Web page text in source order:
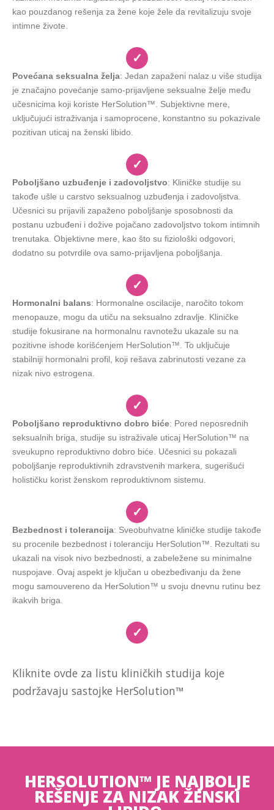
kao pouzdanog rešenja za žene koje žele da revitalizuju svoje
intimne živote.
✓
Povećana seksualna želja: Jedan zapaženi nalaz u više studija
je značajno povećanje samo-prijavljene seksualne želje među
učesnicima koji koriste HerSolution™. Subjektivne mere,
uključujući istraživanja i samoprocene, konstantno su pokazivale
pozitivan uticaj na ženski libido.
✓
Poboljšano uzbuđenje i zadovoljstvo: Kliničke studije su
takođe ušle u carstvo seksualnog uzbuđenja i zadovoljstva.
Učesnici su prijavili zapaženo poboljšanje sposobnosti da
postanu uzbuđeni i dožive pojačano zadovoljstvo tokom intimnih
trenutaka. Objektivne mere, kao što su fiziološki odgovori,
dodatno su potvrdile ova samo-prijavljena poboljšanja.
✓
Hormonalni balans: Hormonalne oscilacije, naročito tokom
menopauze, mogu da utiču na seksualno zdravlje. Kliničke
studije fokusirane na hormonalnu ravnotežu ukazale su na
pozitivne ishode korišćenjem HerSolution™. To uključuje
stabilniji hormonalni profil, koji rešava zabrinutosti vezane za
nizak nivo estrogena.
✓
Poboljšano reproduktivno dobro biće: Pored neposrednih
seksualnih briga, studije su istraživale uticaj HerSolution™ na
sveukupno reproduktivno dobro biće. Učesnici su pokazali
poboljšanje reproduktivnih zdravstvenih markera, sugerišući
holističku korist ženskom reproduktivnom sistemu.
✓
Bezbednost i tolerancija: Sveobuhvatne kliničke studije takođe
su procenile bezbednost i toleranciju HerSolution™. Rezultati su
ukazali na visok nivo bezbednosti, a zabeležene su minimalne
nuspojave. Ovaj aspekt je ključan u obezbeđivanju da žene
mogu samouvereno da HerSolution™ u svoju dnevnu rutinu bez
ikakvih briga.
✓
Kliknite ovde za listu kliničkih studija koje
podržavaju sastojke HerSolution™
https://www.ncbi.nlm.nih.gov/pmc/articles/PMC4029542/
https://pubmed.ncbi.nlm.nih.gov/20141583/
HERSOLUTION™ JE NAJBOLJE
REŠENJE ZA NIZAK ŽENSKI